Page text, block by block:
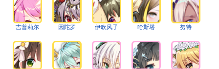
吉普莉尔 因陀罗 伊吹风子 哈斯塔 努特